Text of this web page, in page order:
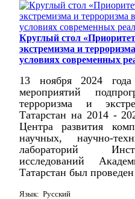
Круглый стол
экстремизма и
условиях современных
13 ноября 2024
мероприятий
терроризма и
Татарстан на 2014 -
Центра развития
научных, научно-
лабораторий
исследований
Татарстан был
Язык: Русский